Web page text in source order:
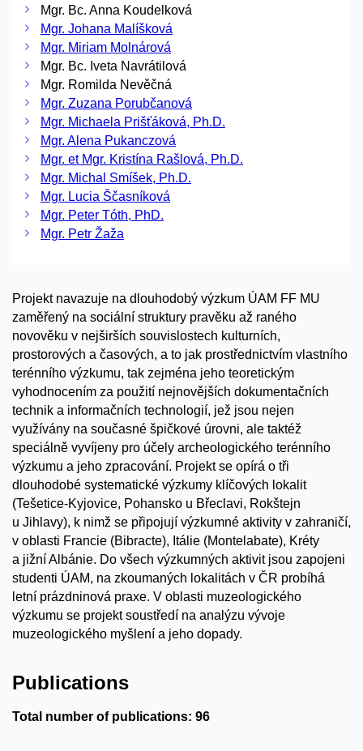
Mgr. Bc. Anna Koudelková
Mgr. Johana Malíšková
Mgr. Miriam Molnárová
Mgr. Bc. Iveta Navrátilová
Mgr. Romilda Nevěčná
Mgr. Zuzana Porubčanová
Mgr. Michaela Prišťáková, Ph.D.
Mgr. Alena Pukanczová
Mgr. et Mgr. Kristína Rašlová, Ph.D.
Mgr. Michal Smíšek, Ph.D.
Mgr. Lucia Ščasníková
Mgr. Peter Tóth, PhD.
Mgr. Petr Žaža
Projekt navazuje na dlouhodobý výzkum ÚAM FF MU
zaměřený na sociální struktury pravěku až raného
novověku v nejširších souvislostech kulturních,
prostorových a časových, a to jak prostřednictvím vlastního
terénního výzkumu, tak zejména jeho teoretickým
vyhodnocením za použití nejnovějších dokumentačních
technik a informačních technologií, jež jsou nejen
využívány na současné špičkové úrovni, ale taktéž
speciálně vyvíjeny pro účely archeologického terénního
výzkumu a jeho zpracování. Projekt se opírá o tři
dlouhodobé systematické výzkumy klíčových lokalit
(Tešetice-Kyjovice, Pohansko u Břeclavi, Rokštejn
u Jihlavy), k nimž se připojují výzkumné aktivity v zahraničí,
v oblasti Francie (Bibracte), Itálie (Montelabate), Kréty
a jižní Albánie. Do všech výzkumných aktivit jsou zapojeni
studenti ÚAM, na zkoumaných lokalitách v ČR probíhá
letní prázdninová praxe. V oblasti muzeologického
výzkumu se projekt soustředí na analýzu vývoje
muzeologického myšlení a jeho dopady.
Publications
Total number of publications: 96